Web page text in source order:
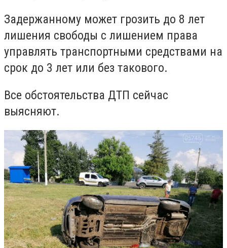
Задержанному может грозить до 8 лет
лишения свободы с лишением права
управлять транспортными средствами на
срок до 3 лет или без такового.
Все обстоятельства ДТП сейчас
выясняют.